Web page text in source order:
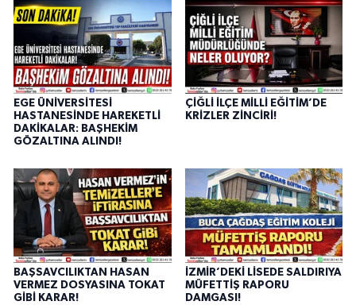
EGE ÜNİVERSİTESİ
HASTANESİNDE HAREKETLİ
DAKİKALAR: BAŞHEKİM
GÖZALTINA ALINDI!
ÇİĞLİ İLÇE MİLLİ EĞİTİM’DE
KRİZLER ZİNCİRİ!
BAŞSAVCILIKTAN HASAN
VERMEZ DOSYASINA TOKAT
GİBİ KARAR!
İZMİR’DEKİ LİSEDE SALDIRIYA
MÜFETTİŞ RAPORU
DAMGASI!